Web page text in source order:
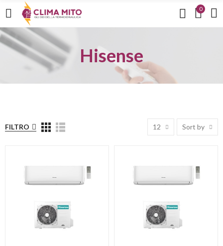
0
Hisense
FILTRO 12 Sort by